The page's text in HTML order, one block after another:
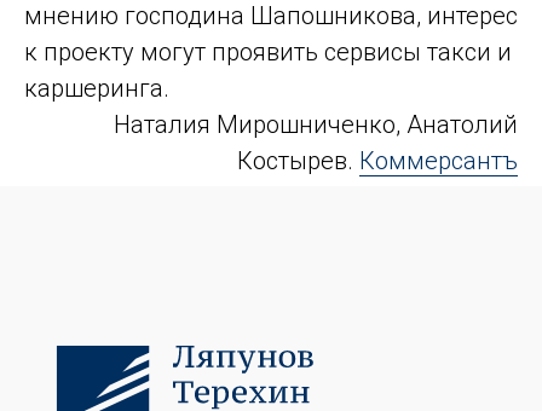
мнению господина Шапошникова, интерес
к проекту могут проявить сервисы такси и
каршеринга.
Наталия Мирошниченко, Анатолий
Костырев. Коммерсантъ